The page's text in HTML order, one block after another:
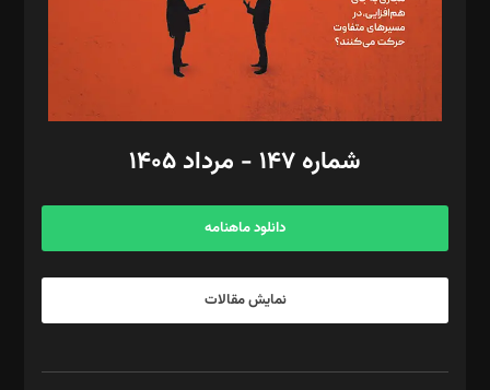
فیلمبرداری و عکاسی: امیر شفیعی، مانی لطفی زاده
گرافیک و صفحه‌آرایی: سید‌سبحان‌علی ثابت
مد‌یر توسعه تجاری: کامبیز برید‌
امور مالی: شاپور رهبری، محمد‌ کاظمی‌نیا
آگهی و مشترکین: ۰۹۱۹۹۹۹۰۴۵۴
شماره ۱۴۷ - مرداد ۱۴۰۵
دانلود ماهنامه
نمایش مقالات